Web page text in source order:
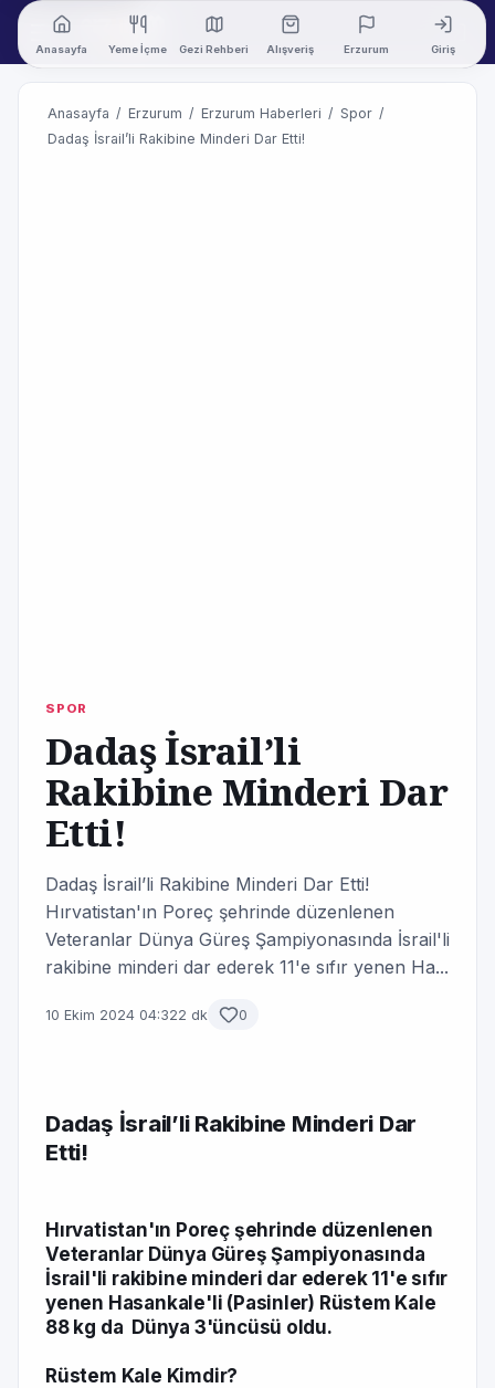
Anasayfa Yeme İçme Gezi Rehberi Alışveriş Erzurum Giriş
Anasayfa / Erzurum / Erzurum Haberleri / Spor /
Dadaş İsrail’li Rakibine Minderi Dar Etti!
SPOR
Dadaş İsrail’li
Rakibine Minderi Dar
Etti!
Dadaş İsrail’li Rakibine Minderi Dar Etti!
Hırvatistan'ın Poreç şehrinde düzenlenen
Veteranlar Dünya Güreş Şampiyonasında İsrail'li
rakibine minderi dar ederek 11'e sıfır yenen Ha...
10 Ekim 2024 04:322 dk 0
Dadaş İsrail’li Rakibine Minderi Dar
Etti!
Hırvatistan'ın Poreç şehrinde düzenlenen
Veteranlar Dünya Güreş Şampiyonasında
İsrail'li rakibine minderi dar ederek 11'e sıfır
yenen Hasankale'li (Pasinler) Rüstem Kale
88 kg da Dünya 3'üncüsü oldu.
Rüstem Kale Kimdir?